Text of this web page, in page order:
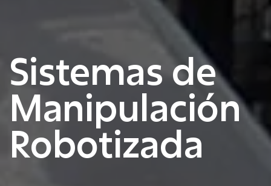
Sistemas de
Manipulación
Robotizada